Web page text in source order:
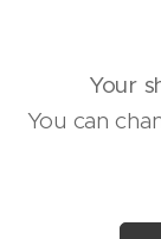
Your
You can